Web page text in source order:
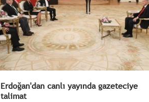
Erdoğan'dan canlı yayında gazeteciye
talimat